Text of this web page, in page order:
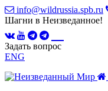
info@wildrussia.spb.ru
Шагни в Неизведанное!
Задать вопрос
ENG